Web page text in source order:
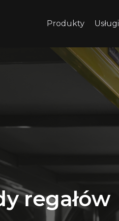
Produkty Usługi
regałów